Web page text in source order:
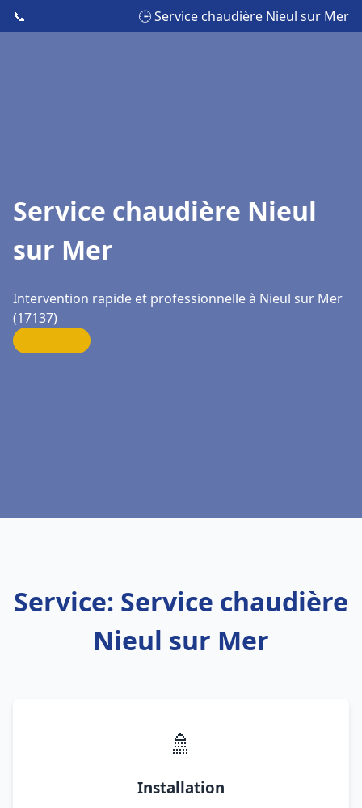
📞 🕒 Service chaudière Nieul sur Mer
Service chaudière Nieul
sur Mer
Intervention rapide et professionnelle à Nieul sur Mer
(17137)
Service: Service chaudière
Nieul sur Mer
🚿
Installation